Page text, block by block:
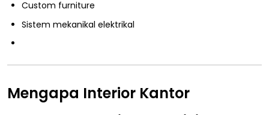
Custom furniture
Sistem mekanikal elektrikal
Mengapa Interior Kantor